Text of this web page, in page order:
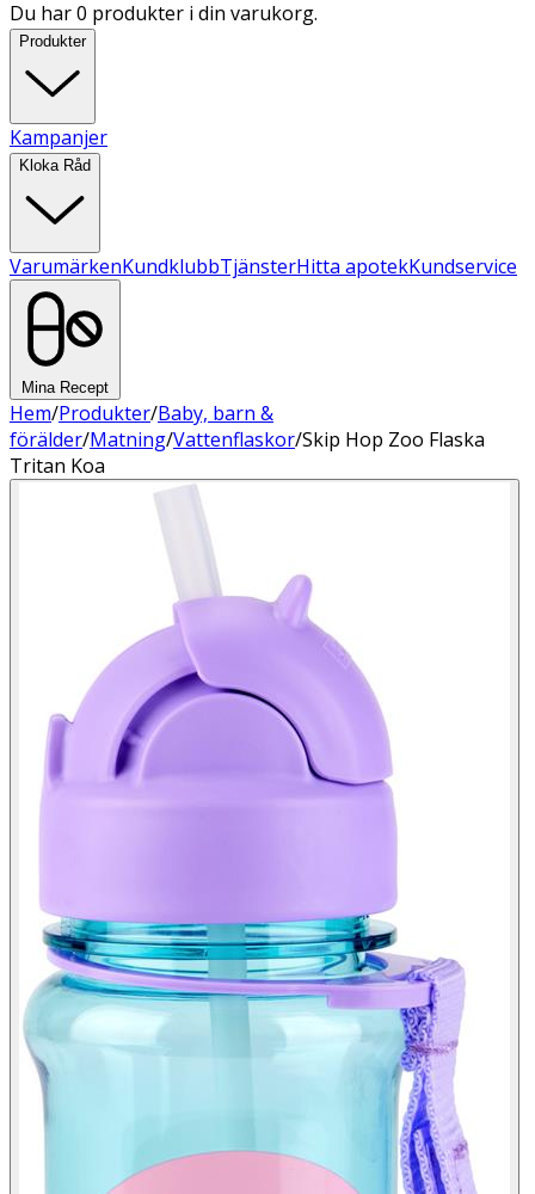
Du har 0 produkter i din varukorg.
Produkter
Kampanjer
Kloka Råd
VarumärkenKundklubbTjänsterHitta apotekKundservice
Mina Recept
Hem/Produkter/Baby, barn &
förälder/Matning/Vattenflaskor/Skip Hop Zoo Flaska
Tritan Koa